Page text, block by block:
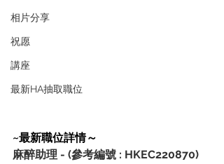
相片分享
祝愿
講座
最新HA抽取職位
~最新職位詳情～
麻醉助理 - (參考編號 : HKEC220870)